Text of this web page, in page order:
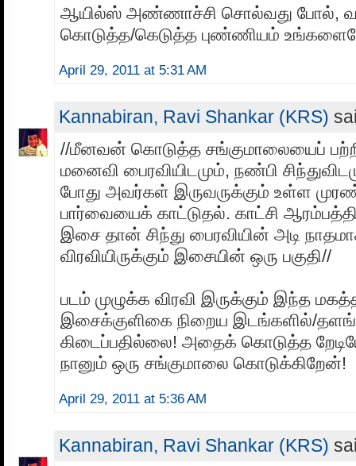
ஆயில்ஸ் அண்ணாச்சி சொல்வது போல்,
கொடுத்த/கெடுத்த புண்ணியம்
April 29, 2011 at 5:31 AM
Kannabiran, Ravi Shankar (KRS)
//மீனவன் கொடுத்த சங்குமாலையைப்
மனைவி பைரவியிடமும், நண்பி
போது அவர்கள் இருவருக்கும் உள்ள
பார்வையைக் காட்டுதல். காட்சி
இசை தான் சிந்து பைரவியின் அடி
விரவியிருக்கும் இசையின் ஒரு பகுதி//
படம் முழுக்க விரவி இருக்கும் இந்த
இசைக்குளிகை நிறைய இடங்களில்/
கிடைப்பதில்லை! அதைக் கொடுத்த
நானும் ஒரு சங்குமாலை கொடுக்கிறேன்!
April 29, 2011 at 5:36 AM
Kannabiran, Ravi Shankar (KRS)